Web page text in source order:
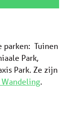
parken: Tuinen
Park,
Park. Ze zijn
Wandeling.